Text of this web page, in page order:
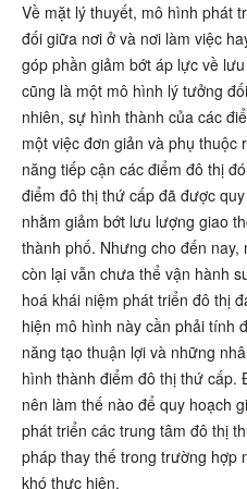
Về mặt lý thuyết, mô hình phát
đối giữa nơi ở và nơi làm việc
góp phần giảm bớt áp lực về
cũng là một mô hình lý tưởng
nhiên, sự hình thành của các
một việc đơn giản và phụ thuộc
năng tiếp cận các điểm đô thị
điểm đô thị thứ cấp đã được
nhằm giảm bớt lưu lượng giao
thành phố. Nhưng cho đến
còn lại vẫn chưa thể vận hành
hoá khái niệm phát triển đô thị
hiện mô hình này cần phải tính
năng tạo thuận lợi và những
hình thành điểm đô thị thứ cấp.
nên làm thế nào để quy hoạch
phát triển các trung tâm đô thị
pháp thay thế trong trường hợp
khó thực hiện.